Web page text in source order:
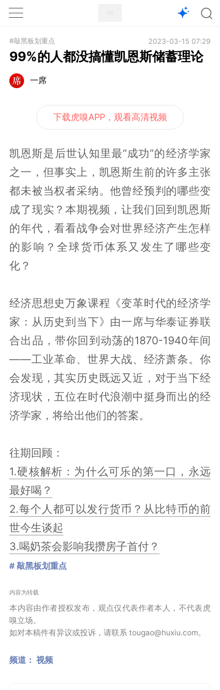
1X
#敲黑板划重点 2023-03-15 07:29
99%的人都没搞懂凯恩斯储蓄理论
一席
下载虎嗅APP，观看高清视频
凯恩斯是后世认知里最“成功”的经济学家
之一，但事实上，凯恩斯生前的许多主张
都未被当权者采纳。他曾经预判的哪些变
成了现实？本期视频，让我们回到凯恩斯
的年代，看看战争会对世界经济产生怎样
的影响？全球货币体系又发生了哪些变
化？
经济思想史万象课程《变革时代的经济学
家：从历史到当下》由一席与华泰证券联
合出品，带你回到动荡的1870-1940年间
——工业革命、世界大战、经济萧条。你
会发现，其实历史既远又近，对于当下经
济现状，五位在时代浪潮中挺身而出的经
济学家，将给出他们的答案。
往期回顾：
1.硬核解析：为什么可乐的第一口，永远
最好喝？
2.每个人都可以发行货币？从比特币的前
世今生谈起
3.喝奶茶会影响我攒房子首付？
# 敲黑板划重点
内容为转载
本内容由作者授权发布，观点仅代表作者本人，不代表虎
嗅立场。
如对本稿件有异议或投诉，请联系 tougao@huxiu.com。
频道： 视频